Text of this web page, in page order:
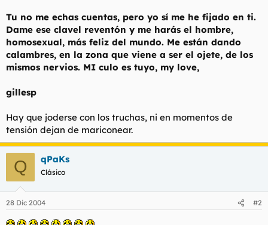
m
a
Tu no me echas cuentas, pero yo sí me he fijado en ti.
Dame ese clavel reventón y me harás el hombre,
homosexual, más feliz del mundo. Me están dando
calambres, en la zona que viene a ser el ojete, de los
mismos nervios. MI culo es tuyo, my love,
gillesp
Hay que joderse con los truchas, ni en momentos de
tensión dejan de mariconear.
Q qPaKs
Clásico
28 Dic 2004 #2